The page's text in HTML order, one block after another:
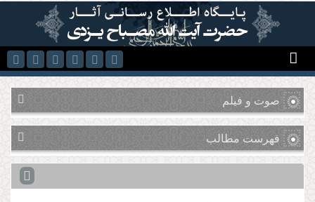
رفتن به محتوای اصلی
صوت و فیلم
فهرست مطالب